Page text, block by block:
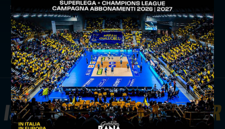
successivo:buona la prima: rana verona espugna taranto
3 a 1
news prima squadra
ISCRIVITI ALLANEWSLETTER